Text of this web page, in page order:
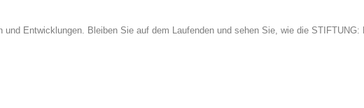
Entwicklungen. Bleiben Sie auf dem Laufenden und sehen Sie, wie die